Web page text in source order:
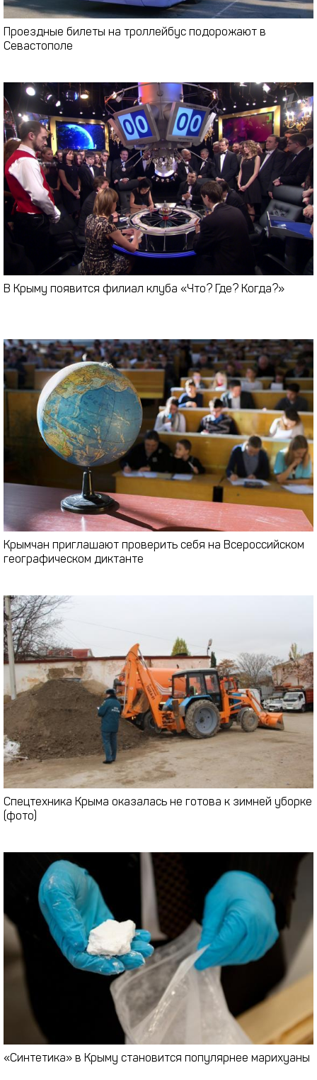
Проездные билеты на троллейбус подорожают в
Севастополе
В Крыму появится филиал клуба «Что? Где? Когда?»
Крымчан приглашают проверить себя на Всероссийском
географическом диктанте
Спецтехника Крыма оказалась не готова к зимней уборке
(фото)
«Синтетика» в Крыму становится популярнее марихуаны